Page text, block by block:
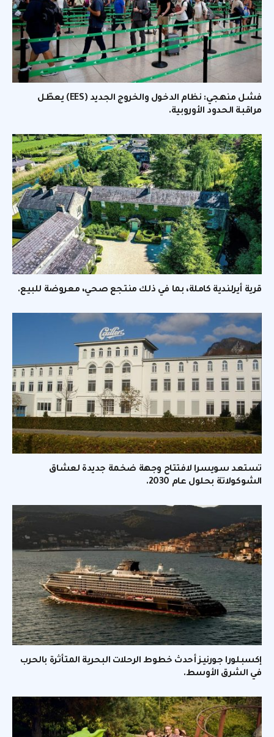
فشل منهجي: نظام الدخول والخروج الجديد (EES) يعطّل
مراقبة الحدود الأوروبية.
قرية أيرلندية كاملة، بما في ذلك منتجع صحي، معروضة للبيع.
تستعد سويسرا لافتتاح وجهة ضخمة جديدة لعشاق
الشوكولاتة بحلول عام 2030.
إكسبلورا جورنيز أحدث خطوط الرحلات البحرية المتأثرة بالحرب
في الشرق الأوسط.